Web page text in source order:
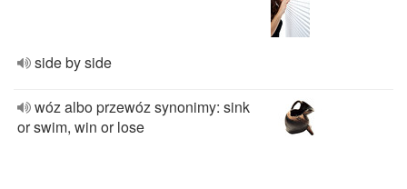
side by side
wóz albo przewóz synonimy: sink
or swim, win or lose